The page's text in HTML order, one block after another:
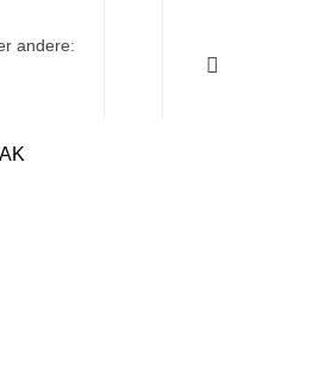
andere: